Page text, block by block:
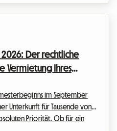
von drei Monatsmieten auf...
Der rechtliche
Vermietung Ihres
im September
Unterkunft für Tausende von
Priorität. Ob für ein